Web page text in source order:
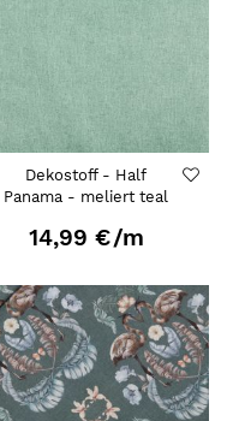
Dekostoff - Half
Panama - meliert teal
14,99 €/m